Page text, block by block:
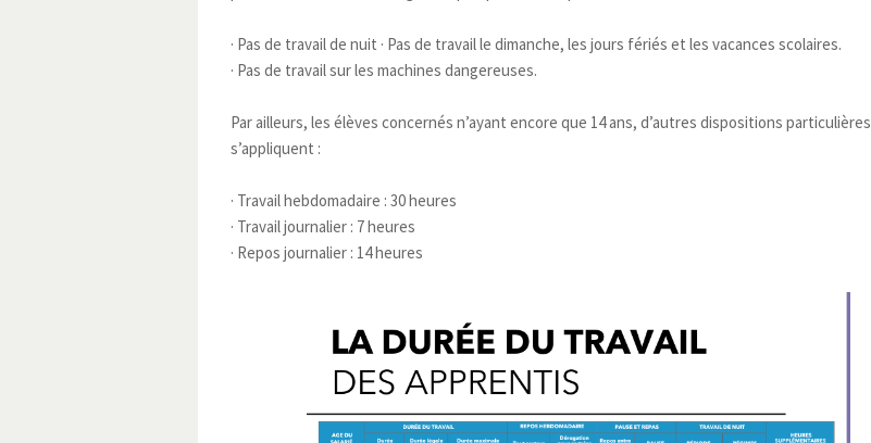
· Pas de travail de nuit · Pas de travail le dimanche, les jours fériés et les vacances scolaires.
· Pas de travail sur les machines dangereuses.
Par ailleurs, les élèves concernés n’ayant encore que 14 ans, d’autres dispositions particulières
s’appliquent :
· Travail hebdomadaire : 30 heures
· Travail journalier : 7 heures
· Repos journalier : 14 heures